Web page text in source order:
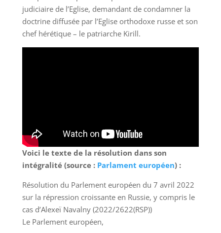
judiciaire de l’Eglise, demandant de condamner la
doctrine diffusée par l’Eglise orthodoxe russe et son
chef hérétique – le patriarche Kirill.
Voici le texte de la résolution dans son
intégralité (source : Parlament européen) :
Résolution du Parlement européen du 7 avril 2022
sur la répression croissante en Russie, y compris le
cas d’Alexeï Navalny (2022/2622(RSP))
Le Parlement européen,